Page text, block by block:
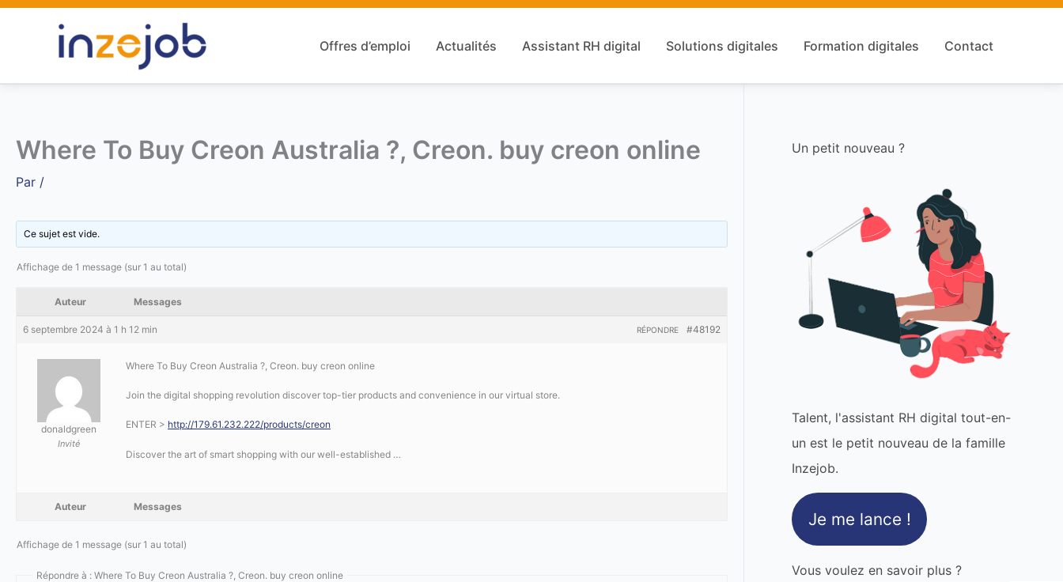
Aller
Offres d’emploi Actualités Assistant RH digital Solutions digitales Formation digitales Contact
Where To Buy Creon Australia ?, Creon. buy creon online
Par /
Ce sujet est vide.
Affichage de 1 message (sur 1 au total)
Auteur Messages
6 septembre 2024 à 1 h 12 min #48192
RÉPONDRE
donaldgreen
Invité
Where To Buy Creon Australia ?, Creon. buy creon online
Join the digital shopping revolution discover top-tier products and convenience in our virtual store.
ENTER > http://179.61.232.222/products/creon
Discover the art of smart shopping with our well-established …
Auteur Messages
Affichage de 1 message (sur 1 au total)
Répondre à : Where To Buy Creon Australia ?, Creon. buy creon online
Un petit nouveau ?
Talent, l'assistant RH digital tout-en-
un est le petit nouveau de la famille
Inzejob.
Je me lance !
Vous voulez en savoir plus ?